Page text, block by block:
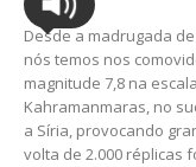
Desde a madrugada
nós temos nos
magnitude 7,8 na
Kahramanmaras, no
a Síria, provocando
volta de 2.000 réplicas